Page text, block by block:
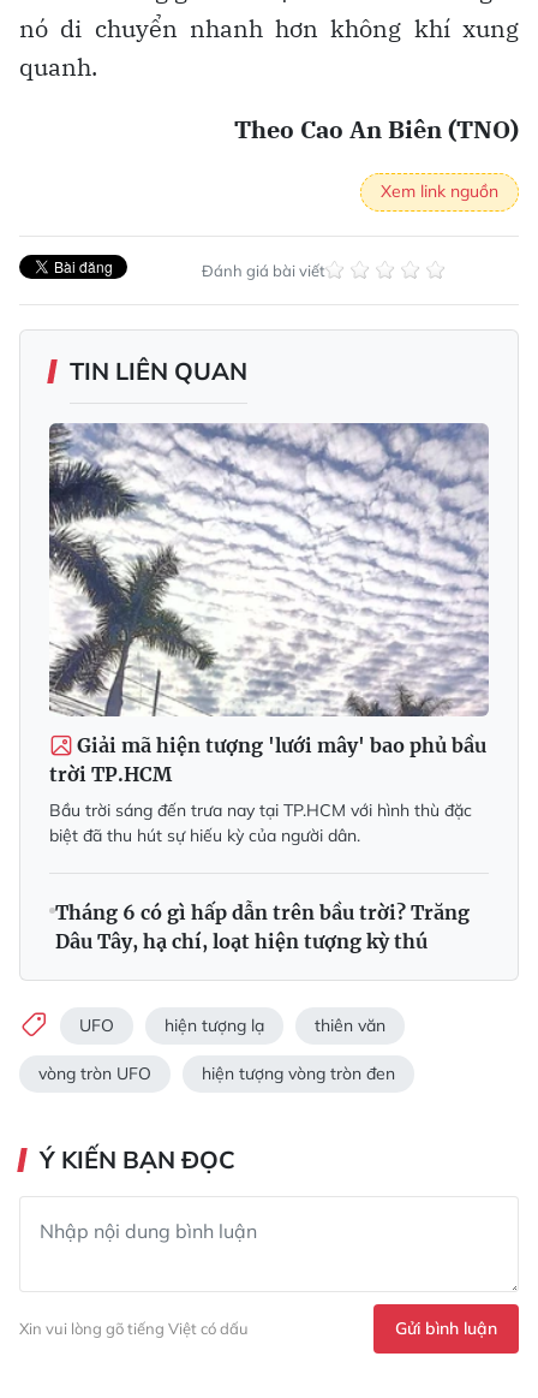
nó di chuyển nhanh hơn không khí xung
quanh.
Theo Cao An Biên (TNO)
Xem link nguồn
Đánh giá bài viết
TIN LIÊN QUAN
Giải mã hiện tượng 'lưới mây' bao phủ bầu
trời TP.HCM
Bầu trời sáng đến trưa nay tại TP.HCM với hình thù đặc
biệt đã thu hút sự hiếu kỳ của người dân.
Tháng 6 có gì hấp dẫn trên bầu trời? Trăng
Dâu Tây, hạ chí, loạt hiện tượng kỳ thú
UFO hiện tượng lạ thiên văn
vòng tròn UFO hiện tượng vòng tròn đen
Ý KIẾN BẠN ĐỌC
Xin vui lòng gõ tiếng Việt có dấu Gửi bình luận